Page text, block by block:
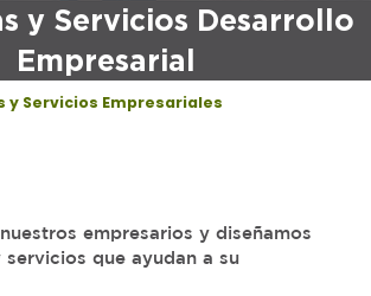
y Servicios Desarrollo
Empresarial
y Servicios Empresariales
empresarios y diseñamos
servicios que ayudan a su